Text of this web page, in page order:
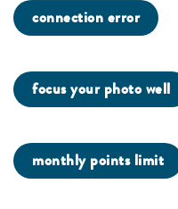
connection error
focus your photo well
monthly points limit